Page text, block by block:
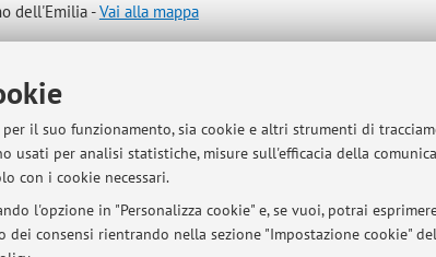
il suo funzionamento, sia cookie e altri strumenti di
usati per analisi statistiche, misure sull'efficacia della
con i cookie necessari.
l'opzione in "Personalizza cookie" e, se vuoi, potrai
consensi rientrando nella sezione "Impostazione cookie"
dell'Emilia -Vai alla mappa
di Ozzano dell'Emilia in Via Tolara di Sopra, 50